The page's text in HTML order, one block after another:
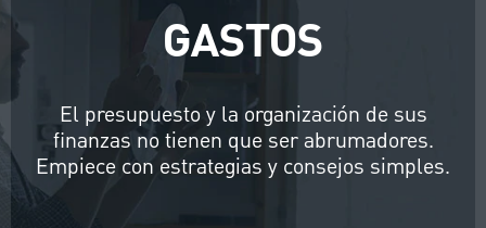
GASTOS
El presupuesto y la organización de sus
finanzas no tienen que ser abrumadores.
Empiece con estrategias y consejos simples.